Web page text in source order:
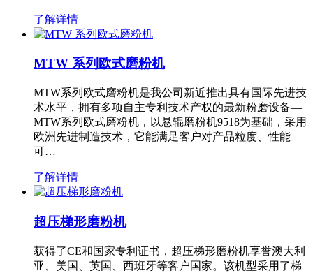
了解详情
MTW 系列欧式磨粉机
MTW系列欧式磨粉机是我公司新近推出具有国际先进技
术水平，拥有多项自主专利技术产权的最新粉磨设备—
MTW系列欧式磨粉机，以悬辊磨粉机9518为基础，采用
欧洲先进制造技术，它能满足客户对产品粒度、性能
可…
了解详情
超压梯形磨粉机
获得了CE和国家专利证书，超压梯形磨粉机享誉澳大利
亚、美国、英国、西班牙等客户国家。该机型采用了梯